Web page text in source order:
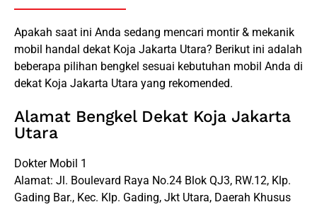
Apakah saat ini Anda sedang mencari montir & mekanik
mobil handal dekat Koja Jakarta Utara? Berikut ini adalah
beberapa pilihan bengkel sesuai kebutuhan mobil Anda di
dekat Koja Jakarta Utara yang rekomended.
Alamat Bengkel Dekat Koja Jakarta
Utara
Dokter Mobil 1
Alamat: Jl. Boulevard Raya No.24 Blok QJ3, RW.12, Klp.
Gading Bar., Kec. Klp. Gading, Jkt Utara, Daerah Khusus